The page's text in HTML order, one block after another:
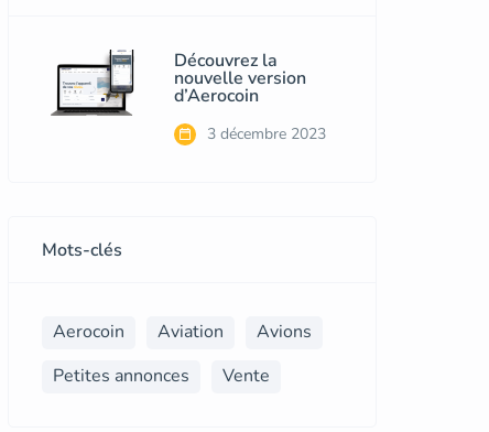
Découvrez la
nouvelle version
d’Aerocoin
3 décembre 2023
Mots-clés
Aerocoin Aviation
Avions
Petites annonces
Vente